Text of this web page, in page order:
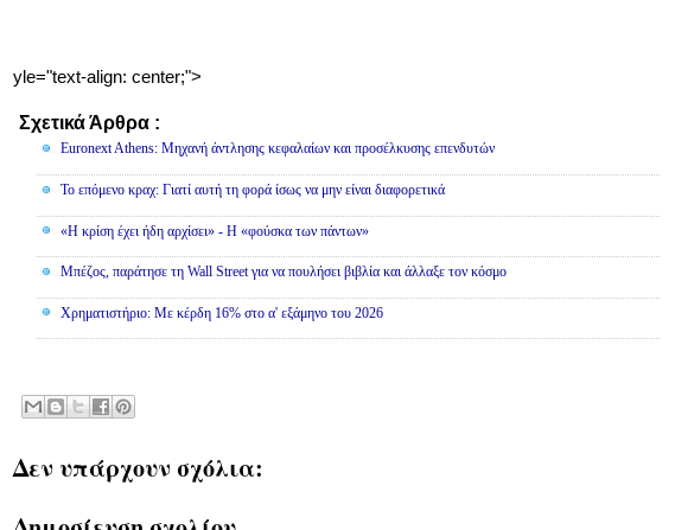
yle="text-align: center;">
Σχετικά Άρθρα :
Euronext Athens: Μηχανή άντλησης κεφαλαίων και προσέλκυσης επενδυτών
To επόμενο κραχ: Γιατί αυτή τη φορά ίσως να μην είναι διαφορετικά
«Η κρίση έχει ήδη αρχίσει» - Η «φούσκα των πάντων»
Μπέζος, παράτησε τη Wall Street για να πουλήσει βιβλία και άλλαξε τον κόσμο
Χρηματιστήριο: Με κέρδη 16% στο α' εξάμηνο του 2026
Δεν υπάρχουν σχόλια: